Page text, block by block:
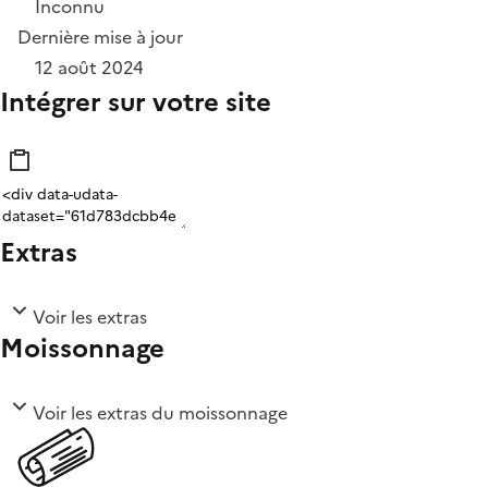
Inconnu
Dernière mise à jour
12 août 2024
Intégrer sur votre site
Extras
Voir les extras
Moissonnage
Voir les extras du moissonnage